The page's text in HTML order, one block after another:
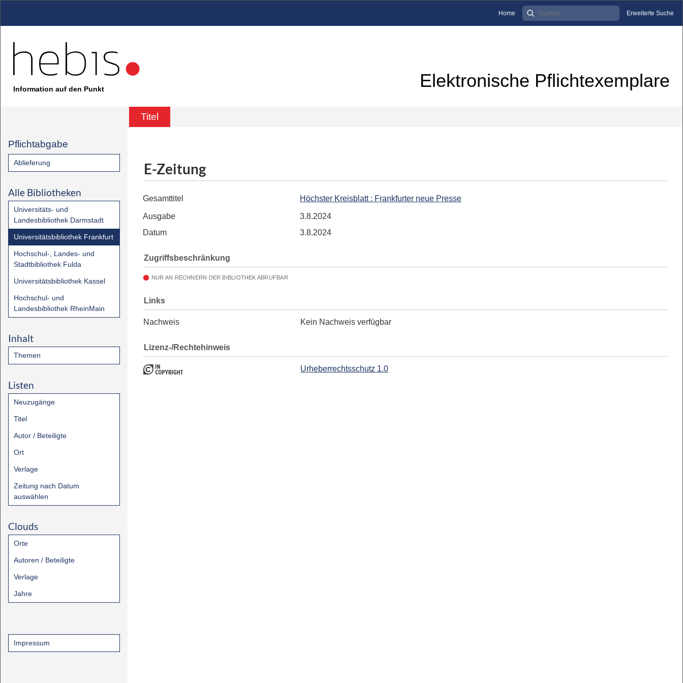
Home Erweiterte Suche
Information auf den Punkt Elektronische Pflichtexemplare
Titel
Pflichtabgabe
Ablieferung
Alle Bibliotheken
Universitäts- und
Landesbibliothek Darmstadt
Universitätsbibliothek Frankfurt
Hochschul-, Landes- und
Stadtbibliothek Fulda
Universitätsbibliothek Kassel
Hochschul- und
Landesbibliothek RheinMain
Inhalt
Themen
Listen
Neuzugänge
Titel
Autor / Beteiligte
Ort
Verlage
Zeitung nach Datum
auswählen
Clouds
Orte
Autoren / Beteiligte
Verlage
Jahre
Impressum
E-Zeitung
Gesamttitel Höchster Kreisblatt : Frankfurter neue Presse
Ausgabe
3.8.2024
Datum
3.8.2024
Zugriffsbeschränkung
NUR AN RECHNERN DER BIBLIOTHEK ABRUFBAR
Links
Nachweis Kein Nachweis verfügbar
Lizenz-/Rechtehinweis
Urheberrechtsschutz 1.0